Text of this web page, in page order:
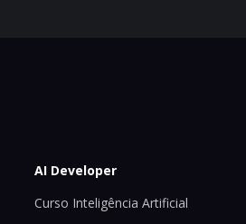
AI Developer
Curso Inteligência Artificial